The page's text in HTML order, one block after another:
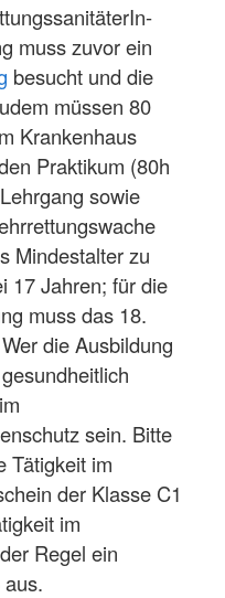
muss zuvor ein
besucht und die
müssen 80
Krankenhaus
Praktikum (80h
sowie
Mindestalter zu
17 Jahren; für die
muss das 18.
die Ausbildung
sein. Bitte
Tätigkeit im
der Klasse C1
im
Regel ein